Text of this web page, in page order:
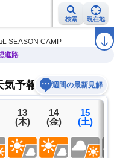
検索 現在地
警報・注意報 2週間天気 ラ
SEASON CAMP
進路
予報 週間の最新見解
13
(木)
14
(金)
15
(土)